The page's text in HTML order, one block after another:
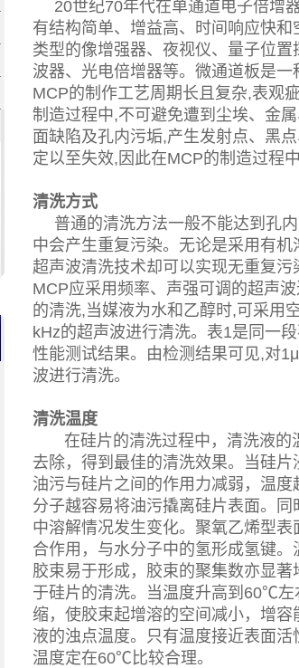
20世纪70年代在单通道电子倍增
有结构简单、增益高、时间响应快
类型的像增强器、夜视仪、量子位
波器、光电倍增器等。微通道板是一
MCP的制作工艺周期长且复杂,表观
制造过程中,不可避免遭到尘埃、金
面缺陷及孔内污垢,产生发射点、黑
定以至失效,因此在MCP的制造过程
清洗方式
普通的清洗方法一般不能达到孔
中会产生重复污染。无论是采用有
超声波清洗技术却可以实现无重复
MCP应采用频率、声强可调的超声
的清洗,当媒液为水和乙醇时,可采用
kHz的超声波进行清洗。表1是同一
性能测试结果。由检测结果可见,对
波进行清洗。
清洗温度
在硅片的清洗过程中，清洗液的
去除，得到最佳的清洗效果。当硅
油污与硅片之间的作用力减弱，温
分子越容易将油污撬离硅片表面。
中溶解情况发生变化。聚氧乙烯型
合作用，与水分子中的氢形成氢键。
胶束易于形成，胶束的聚集数亦显
于硅片的清洗。当温度升高到60℃
缩，使胶束起增溶的空间减小，增
液的浊点温度。只有温度接近表面
温度定在60℃比较合理。